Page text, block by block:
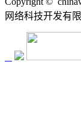
网络科技开发有